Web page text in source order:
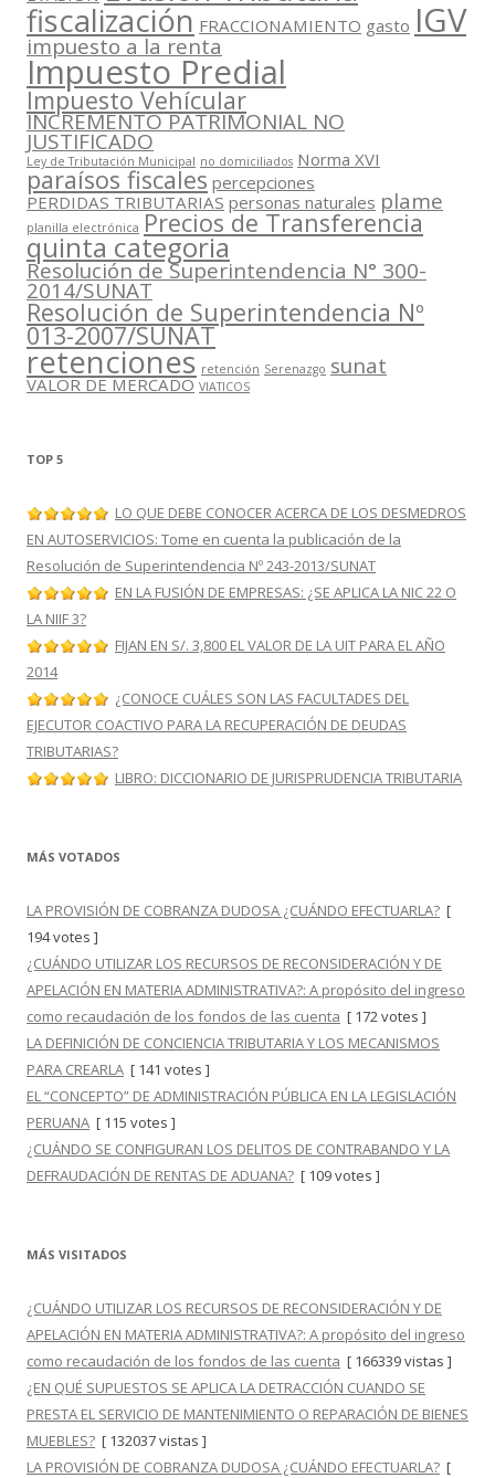
fiscalización FRACCIONAMIENTO gasto IGV
impuesto a la renta
Impuesto Predial
Impuesto Vehícular
INCREMENTO PATRIMONIAL NO
JUSTIFICADO
Ley de Tributación Municipal no domiciliados Norma XVI
paraísos fiscales percepciones
PERDIDAS TRIBUTARIAS personas naturales plame
planilla electrónica Precios de Transferencia
quinta categoria
Resolución de Superintendencia N° 300-
2014/SUNAT
Resolución de Superintendencia Nº
013-2007/SUNAT
retenciones retención Serenazgo sunat
VALOR DE MERCADO VIATICOS
TOP 5
LO QUE DEBE CONOCER ACERCA DE LOS DESMEDROS
EN AUTOSERVICIOS: Tome en cuenta la publicación de la
Resolución de Superintendencia Nº 243-2013/SUNAT
EN LA FUSIÓN DE EMPRESAS: ¿SE APLICA LA NIC 22 O
LA NIIF 3?
FIJAN EN S/. 3,800 EL VALOR DE LA UIT PARA EL AÑO
2014
¿CONOCE CUÁLES SON LAS FACULTADES DEL
EJECUTOR COACTIVO PARA LA RECUPERACIÓN DE DEUDAS
TRIBUTARIAS?
LIBRO: DICCIONARIO DE JURISPRUDENCIA TRIBUTARIA
MÁS VOTADOS
LA PROVISIÓN DE COBRANZA DUDOSA ¿CUÁNDO EFECTUARLA? [
194 votes ]
¿CUÁNDO UTILIZAR LOS RECURSOS DE RECONSIDERACIÓN Y DE
APELACIÓN EN MATERIA ADMINISTRATIVA?: A propósito del ingreso
como recaudación de los fondos de las cuenta [ 172 votes ]
LA DEFINICIÓN DE CONCIENCIA TRIBUTARIA Y LOS MECANISMOS
PARA CREARLA [ 141 votes ]
EL “CONCEPTO” DE ADMINISTRACIÓN PÚBLICA EN LA LEGISLACIÓN
PERUANA [ 115 votes ]
¿CUÁNDO SE CONFIGURAN LOS DELITOS DE CONTRABANDO Y LA
DEFRAUDACIÓN DE RENTAS DE ADUANA? [ 109 votes ]
MÁS VISITADOS
¿CUÁNDO UTILIZAR LOS RECURSOS DE RECONSIDERACIÓN Y DE
APELACIÓN EN MATERIA ADMINISTRATIVA?: A propósito del ingreso
como recaudación de los fondos de las cuenta [ 166339 vistas ]
¿EN QUÉ SUPUESTOS SE APLICA LA DETRACCIÓN CUANDO SE
PRESTA EL SERVICIO DE MANTENIMIENTO O REPARACIÓN DE BIENES
MUEBLES? [ 132037 vistas ]
LA PROVISIÓN DE COBRANZA DUDOSA ¿CUÁNDO EFECTUARLA? [